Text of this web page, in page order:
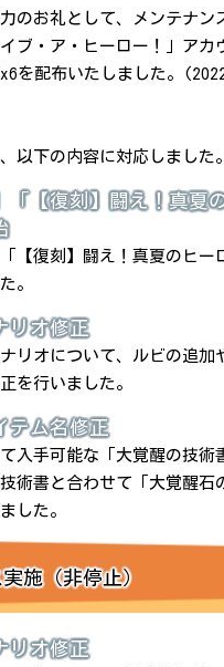
のお礼として、メンテナン
ブ・ア・ヒーロー！」アカ
を配布いたしました。
以下の内容に対応しました。
「【復刻】闘え！真夏
【復刻】闘え！真夏のヒー
。
リオ修正
リオについて、ルビの追加
を行いました。
テム名修正
入手可能な「大覚醒の技術
術書と合わせて「大覚醒石
した。
施（非停止）
リオ修正